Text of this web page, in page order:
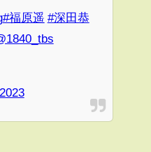
#福原遥 #深田恭